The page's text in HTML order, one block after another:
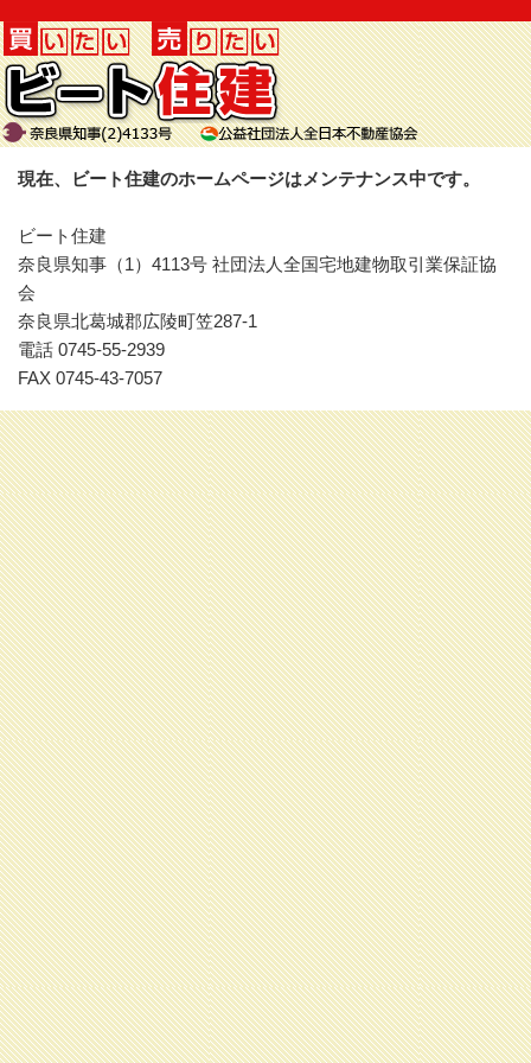
現在、ビート住建のホームページはメンテナンス中です。
ビート住建
奈良県知事（1）4113号 社団法人全国宅地建物取引業保証協
会
奈良県北葛城郡広陵町笠287-1
電話 0745-55-2939
FAX 0745-43-7057